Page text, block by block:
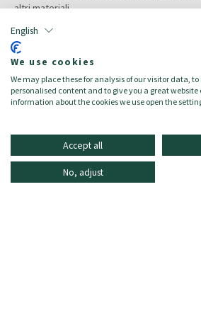
English
We use cookies
We may place these for analysis of our visitor data,
personalised content and to give you a great website
information about the cookies we use open the
Accept all
No, adjust
altri materiali.
materiali.
- Suola: 31% gomma amazzonica, 31%
sintetica e 19% altri.
- Fodera: 100% poliestere riciclato